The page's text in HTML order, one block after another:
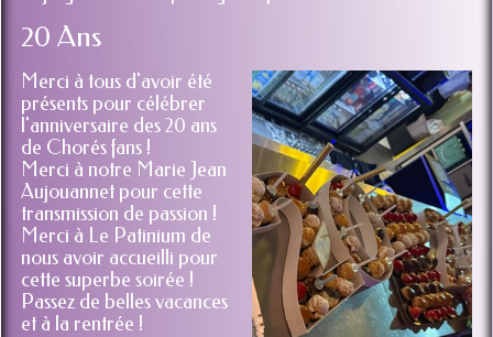
20 Ans
Merci à tous d'avoir été
présents pour célébrer
l'anniversaire des 20 ans
de Chorés fans !
Merci à notre Marie Jean
Aujouannet pour cette
transmission de passion !
Merci à Le Patinium de
nous avoir accueilli pour
cette superbe soirée !
Passez de belles vacances
et à la rentrée !